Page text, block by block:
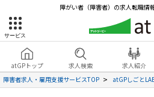
障がい者（障害者）の求人転職情
サービス
atGPトップ 求人検索 求人紹介
障害者求人・雇用支援サービスTOP
atGPしごと
障害者雇用のアッ
サービスライ
会員登録 無料